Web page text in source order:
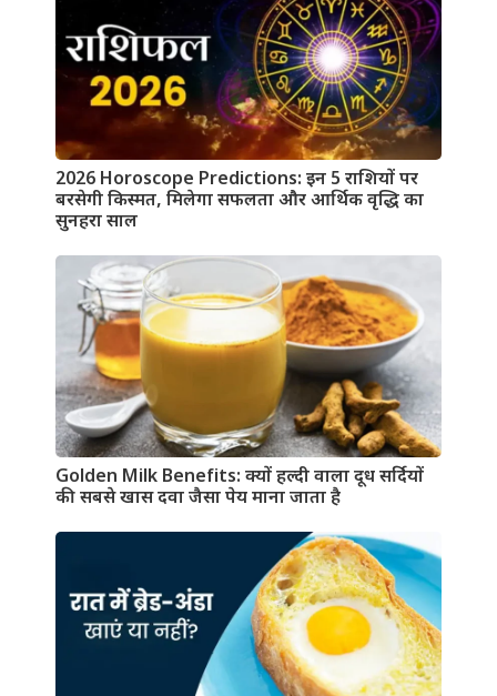
2026 Horoscope Predictions: इन 5 राशियों पर
बरसेगी किस्मत, मिलेगा सफलता और आर्थिक वृद्धि का
सुनहरा साल
Golden Milk Benefits: क्यों हल्दी वाला दूध सर्दियों
की सबसे खास दवा जैसा पेय माना जाता है